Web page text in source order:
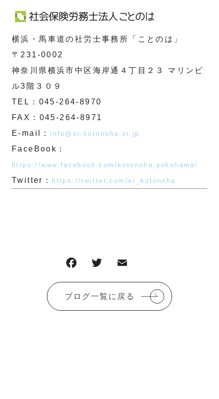
横浜・馬車道の社労士事務所「ことのは」
〒231-0002
神奈川県横浜市中区海岸通４丁目２３ マリンビ
ル3階３０９
TEL：045-264-8970
FAX：045-264-8971
E-mail：
info@sr-kotonoha.or.jp
FaceBook：
https://www.facebook.com/kotonoha.yokohama/
Twitter： https://twitter.com/sr_kotonoha
F
a
c
e
T
w
it
te
m
ai
l
有
ブログ一覧に戻る